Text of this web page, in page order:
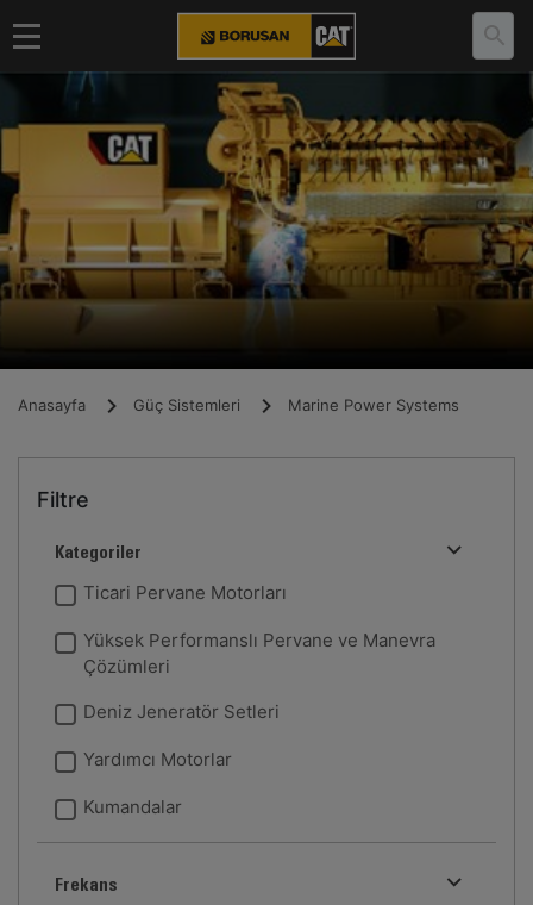
Anasayfa Güç Sistemleri Marine Power Systems
Filtre
Kategoriler
Ticari Pervane Motorları
Yüksek Performanslı Pervane ve Manevra
Çözümleri
Deniz Jeneratör Setleri
Yardımcı Motorlar
Kumandalar
Frekans